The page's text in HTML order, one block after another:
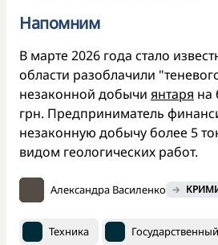
Напомним
В марте 2026 года стало
области разоблачили
незаконной добычи янтаря на
грн. Предприниматель
незаконную добычу более 5
видом геологических работ.
Александра Василенко
Техника